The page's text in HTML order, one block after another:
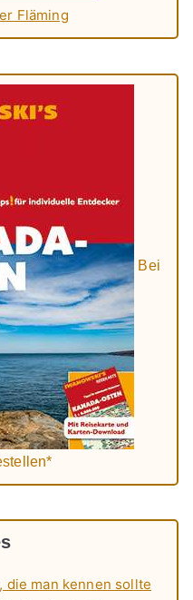
Fläming
Bei
die man kennen sollte